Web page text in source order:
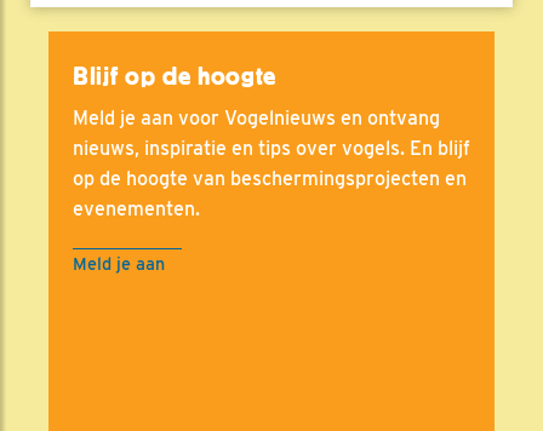
Blijf op de hoogte
Meld je aan voor Vogelnieuws en ontvang
nieuws, inspiratie en tips over vogels. En blijf
op de hoogte van beschermingsprojecten en
evenementen.
Meld je aan